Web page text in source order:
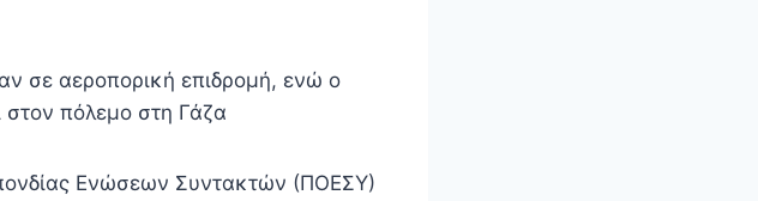
σε αεροπορική επιδρομή, ενώ ο
πόλεμο στη Γάζα
Ενώσεων Συντακτών (ΠΟΕΣΥ)